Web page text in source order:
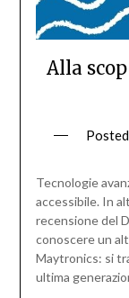
Alla
Tecnologie
accessibile. In
recensione del
conoscere un
Maytronics: si
ultima